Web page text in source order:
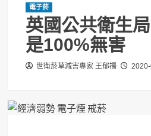
電子菸
英國公共衛生
是100%無害
世衛菸草減害專家 王郁揚